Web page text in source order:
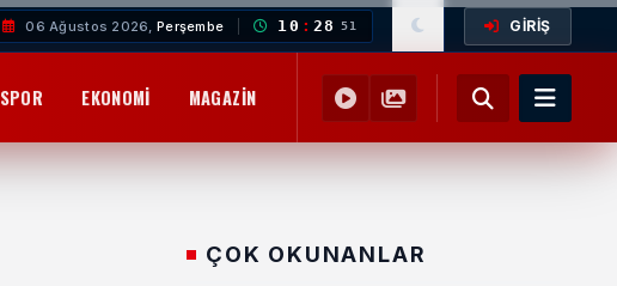
06 Ağustos 2026,Perşembe 10 : 28 52 GİRİŞ
SPOR EKONOMI MAGAZIN YEMEK TARIFLERI SAĞLIK
ÇOK OKUNANLAR